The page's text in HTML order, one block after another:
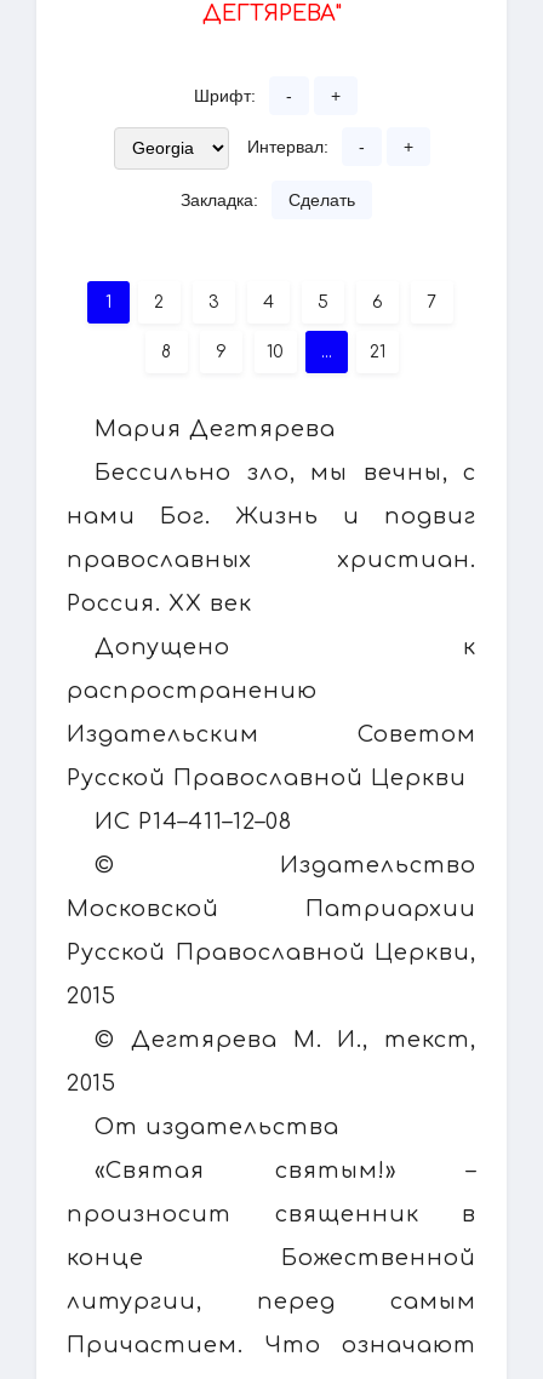
ДЕГТЯРЕВА"
Шрифт: - +
Интервал: - +
Закладка: Сделать
1 2 3 4 5 6 7
8 9 10 ... 21
Мария Дегтярева
Бессильно зло, мы вечны, с
нами Бог. Жизнь и подвиг
православных христиан.
Россия. XX век
Допущено к
распространению
Издательским Советом
Русской Православной Церкви
ИС Р14–411–12–08
© Издательство
Московской Патриархии
Русской Православной Церкви,
2015
© Дегтярева М. И., текст,
2015
От издательства
«Святая святым!» –
произносит священник в
конце Божественной
литургии, перед самым
Причастием. Что означают